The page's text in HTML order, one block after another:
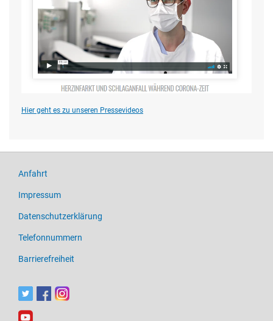
Hier geht es zu unseren Pressevideos
Anfahrt
Impressum
Datenschutzerklärung
Telefonnummern
Barrierefreiheit